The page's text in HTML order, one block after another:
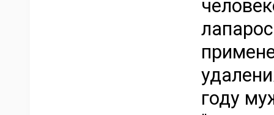
году